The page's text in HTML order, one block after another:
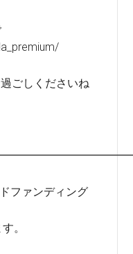
ごしくださいね
ファンディング
。